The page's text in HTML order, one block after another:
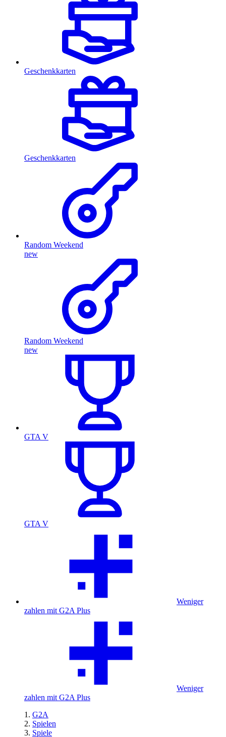
Geschenkkarten
Geschenkkarten
Random Weekend
new
Random Weekend
new
GTA V
GTA V
Weniger
zahlen mit G2A Plus
Weniger
zahlen mit G2A Plus
G2A
Spielen
Spiele